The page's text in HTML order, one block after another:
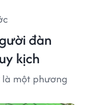
đàn
kịch
một phương